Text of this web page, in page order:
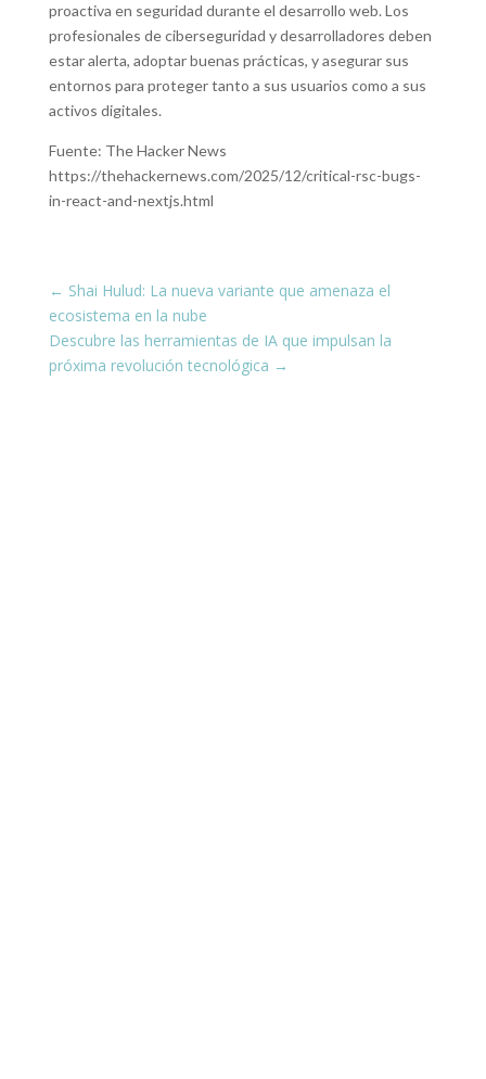
proactiva en seguridad durante el desarrollo web. Los
profesionales de ciberseguridad y desarrolladores deben
estar alerta, adoptar buenas prácticas, y asegurar sus
entornos para proteger tanto a sus usuarios como a sus
activos digitales.
Fuente: The Hacker News
https://thehackernews.com/2025/12/critical-rsc-bugs-
in-react-and-nextjs.html
← Shai Hulud: La nueva variante que amenaza el
ecosistema en la nube
Descubre las herramientas de IA que impulsan la
próxima revolución tecnológica →